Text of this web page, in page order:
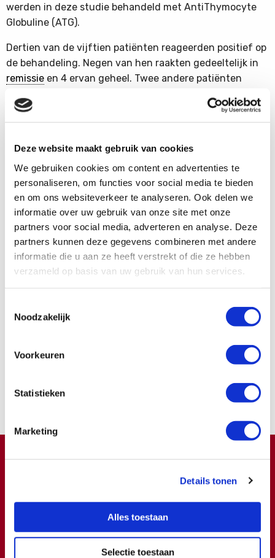
Deze website maakt gebruik van cookies
We gebruiken cookies om content en advertenties te
personaliseren, om functies voor social media te bieden
en om ons websiteverkeer te analyseren. Ook delen we
informatie over uw gebruik van onze site met onze
partners voor social media, adverteren en analyse. Deze
partners kunnen deze gegevens combineren met andere
informatie die u aan ze heeft verstrekt of die ze hebben
verzameld op basis van uw gebruik van hun services.
Noodzakelijk
Voorkeuren
Statistieken
Marketing
Details tonen
Alles toestaan
Selectie toestaan
werden in deze studie behandeld met AntiThymocyte
Globuline (ATG).
Dertien van de vijftien patiënten reageerden positief op
de behandeling. Negen van hen raakten gedeeltelijk in
remissie en 4 ervan geheel. Twee andere patiënten
2004 April nummer van Kidney International.
U vindtde details over het oorspronkelijke onderzoekin
de formele beschrijving van het onderzoek. Weest u er
zich echter van bewust dat het document niet is
geschreven voor patiënten maar voor de medische
gemeenschap
Word ook contribuant
Doneren ?
Meer weten over wat we met uw extra gift doen?
Klik hier
€ Doneer